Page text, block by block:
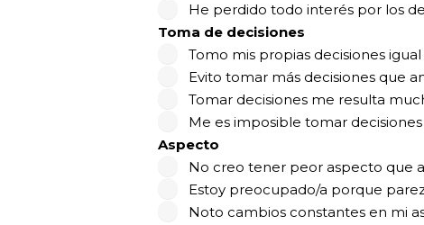
He perdido todo interés por los
Toma de decisiones
Tomo mis propias decisiones
Evito tomar más decisiones que
Tomar decisiones me resulta
Me es imposible tomar decisiones
Aspecto
No creo tener peor aspecto que
Estoy preocupado/a porque
Noto cambios constantes en mi